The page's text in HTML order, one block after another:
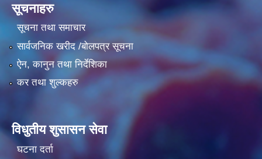
सूचनाहरु
सूचना तथा समाचार
सार्वजनिक खरीद /बोलपत्र सूचना
ऐन, कानुन तथा निर्देशिका
कर तथा शुल्कहरु
विधुतीय शुसासन सेवा
घटना दर्ता